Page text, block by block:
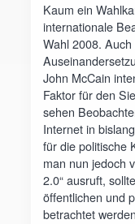
Kaum ein
internationale
Wahl 2008.
John McCain
Faktor für den
sehen
Internet in
für die politische
man nun jedoch
2.0“ ausruft,
öffentlichen und
betrachtet